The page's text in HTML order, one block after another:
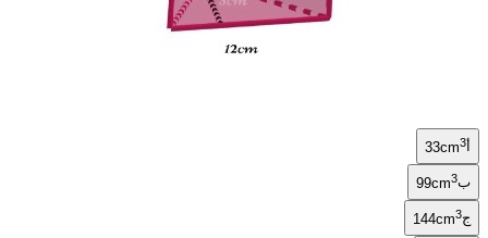
33cm3
ب 99cm3
ج 144cm3